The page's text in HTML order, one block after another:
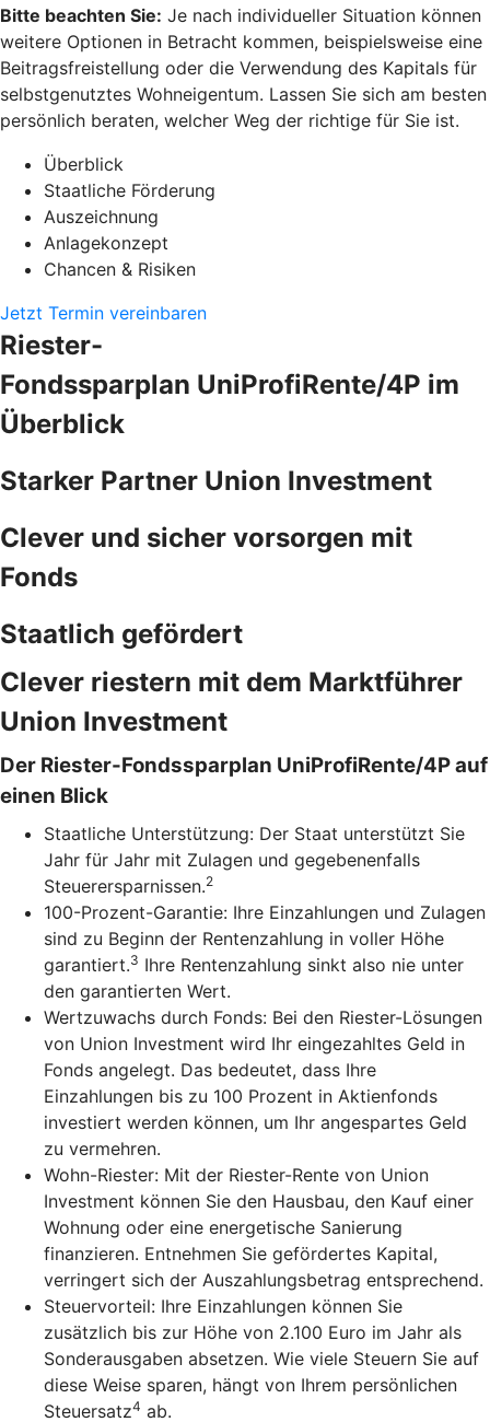
Bitte beachten Sie: Je nach individueller Situation können
weitere Optionen in Betracht kommen, beispielsweise eine
Beitragsfreistellung oder die Verwendung des Kapitals für
selbstgenutztes Wohneigentum. Lassen Sie sich am besten
persönlich beraten, welcher Weg der richtige für Sie ist.
Überblick
Staatliche Förderung
Auszeichnung
Anlagekonzept
Chancen & Risiken
Jetzt Termin vereinbaren
Riester-
Fondssparplan UniProfiRente/4P im
Überblick
Starker Partner Union Investment
Clever und sicher vorsorgen mit
Fonds
Staatlich gefördert
Clever riestern mit dem Marktführer
Union Investment
Der Riester-Fondssparplan UniProfiRente/4P auf
einen Blick
Staatliche Unterstützung: Der Staat unterstützt Sie
Jahr für Jahr mit Zulagen und gegebenenfalls
Steuerersparnissen.2
100-Prozent-Garantie: Ihre Einzahlungen und Zulagen
sind zu Beginn der Rentenzahlung in voller Höhe
garantiert.3 Ihre Rentenzahlung sinkt also nie unter
den garantierten Wert.
Wertzuwachs durch Fonds: Bei den Riester-Lösungen
von Union Investment wird Ihr eingezahltes Geld in
Fonds angelegt. Das bedeutet, dass Ihre
Einzahlungen bis zu 100 Prozent in Aktienfonds
investiert werden können, um Ihr angespartes Geld
zu vermehren.
Wohn-Riester: Mit der Riester-Rente von Union
Investment können Sie den Hausbau, den Kauf einer
Wohnung oder eine energetische Sanierung
finanzieren. Entnehmen Sie gefördertes Kapital,
verringert sich der Auszahlungsbetrag entsprechend.
Steuervorteil: Ihre Einzahlungen können Sie
zusätzlich bis zur Höhe von 2.100 Euro im Jahr als
Sonderausgaben absetzen. Wie viele Steuern Sie auf
diese Weise sparen, hängt von Ihrem persönlichen
Steuersatz4 ab.